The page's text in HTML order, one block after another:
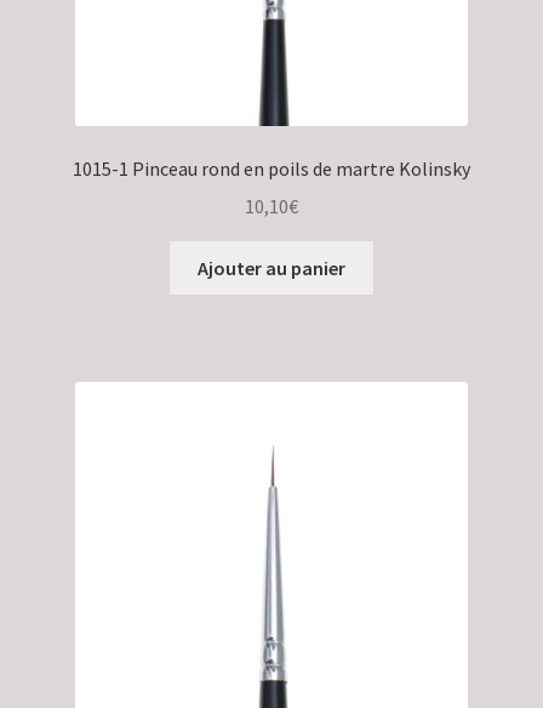
1015-1 Pinceau rond en poils de martre Kolinsky
10,10€
Ajouter au panier